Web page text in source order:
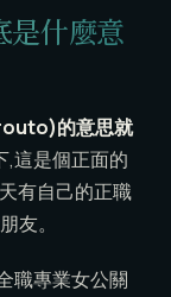
是什麼意
的意思就
,這是個正面的
有自己的正職
友。
職專業女公關